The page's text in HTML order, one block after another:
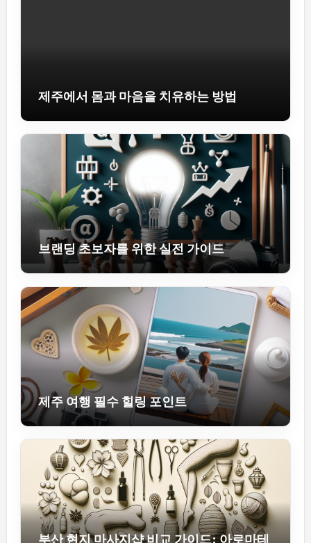
제주에서 몸과 마음을 치유하는 방법
브랜딩 초보자를 위한 실전 가이드
제주 여행 필수 힐링 포인트
부산 현지 마사지샵 비교 가이드: 아로마테